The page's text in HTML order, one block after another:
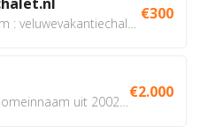
€300
€2.000